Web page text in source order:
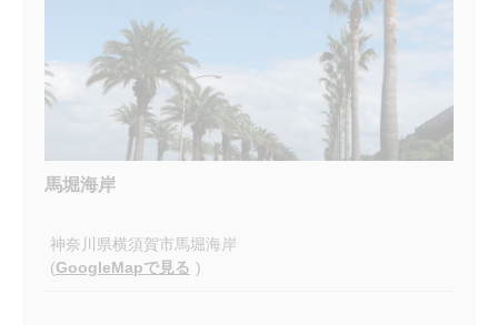
馬堀海岸
神奈川県横須賀市馬堀海岸
(GoogleMapで見る )